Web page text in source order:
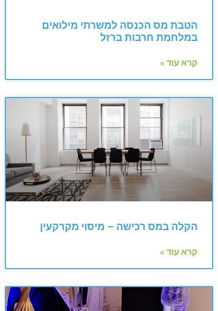
הטבת מס הכנסה למשרתי מילואים
במלחמת חרבות ברזל
קרא עוד »
הקלה במס רכישה – מיסוי מקרקעין
קרא עוד »